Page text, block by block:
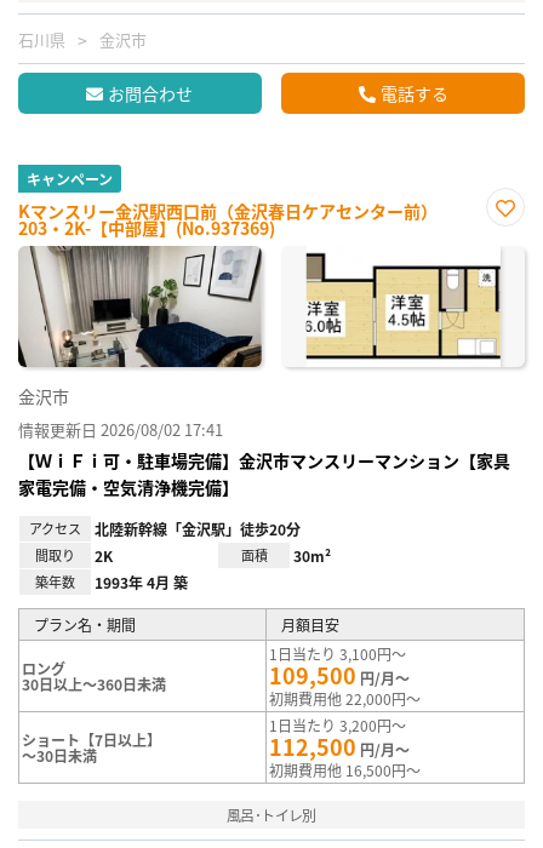
石川県 金沢市
お問合わせ 電話する
キャンペーン
Kマンスリー金沢駅西口前（金沢春日ケアセンター前）
203・2K-【中部屋】(No.937369)
に入
り登
録
金沢市
情報更新日 2026/08/02 17:41
【ＷｉＦｉ可・駐車場完備】金沢市マンスリーマンション【家具
家電完備・空気清浄機完備】
アクセス 北陸新幹線「金沢駅」徒歩20分
間取り 2K 面積 30m²
築年数 1993年 4月 築
プラン名・期間 月額目安
ロング
30日以上～360日未満
1日当たり 3,100円～
109,500 円/月～
初期費用他 22,000円～
ショート【7日以上】
～30日未満
1日当たり 3,200円～
112,500 円/月～
初期費用他 16,500円～
風呂･トイレ別